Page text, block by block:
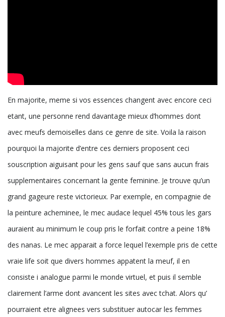
En majorite, meme si vos essences changent avec encore ceci
etant, une personne rend davantage mieux d’hommes dont
avec meufs demoiselles dans ce genre de site. Voila la raison
pourquoi la majorite d’entre ces derniers proposent ceci
souscription aiguisant pour les gens sauf que sans aucun frais
supplementaires concernant la gente feminine. Je trouve qu’un
grand gageure reste victorieux. Par exemple, en compagnie de
la peinture acheminee, le mec audace lequel 45% tous les gars
auraient au minimum le coup pris le forfait contre a peine 18%
des nanas. Le mec apparait a force lequel l’exemple pris de cette
vraie life soit que divers hommes appatent la meuf, il en
consiste i analogue parmi le monde virtuel, et puis il semble
clairement l’arme dont avancent les sites avec tchat. Alors qu’
pourraient etre alignees vers substituer autocar les femmes